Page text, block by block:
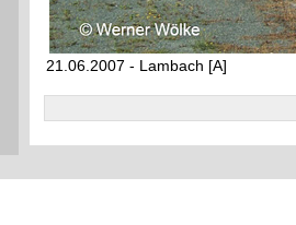
21.06.2007 - Lambach [A]